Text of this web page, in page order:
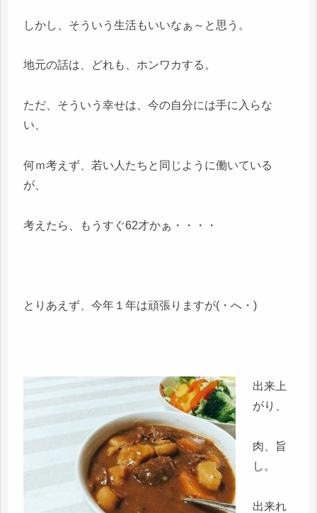
しかし、そういう生活もいいなぁ～と思う。
地元の話は、どれも、ホンワカする。
ただ、そういう幸せは、今の自分には手に入らな
い、
何ｍ考えず、若い人たちと同じように働いている
が、
考えたら、もうすぐ62才かぁ・・・・
とりあえず、今年１年は頑張りますが(・へ・)
出来上
がり、
肉、旨
し。
出来れ